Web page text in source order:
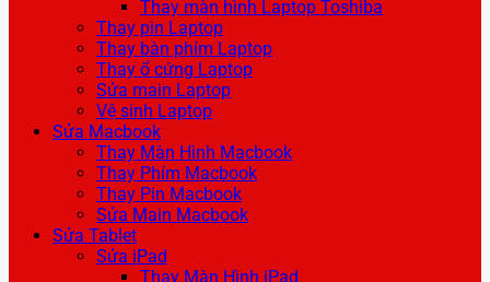
Thay màn hình Laptop Toshiba
Thay pin Laptop
Thay bàn phím Laptop
Thay ổ cứng Laptop
Sửa main Laptop
Vệ sinh Laptop
Sửa Macbook
Thay Màn Hình Macbook
Thay Phím Macbook
Thay Pin Macbook
Sửa Main Macbook
Sửa Tablet
Sửa iPad
Thay Màn Hình iPad